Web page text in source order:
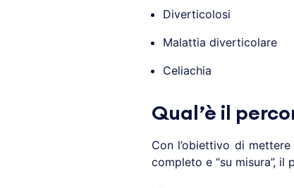
Diverticolosi
Malattia diverticolare
Celiachia
Qual’è il
Con l’obiettivo di
completo e “su misura”,